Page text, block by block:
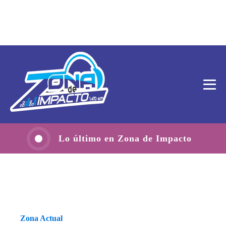
Lo último en Zona de Impacto
Zona Actual